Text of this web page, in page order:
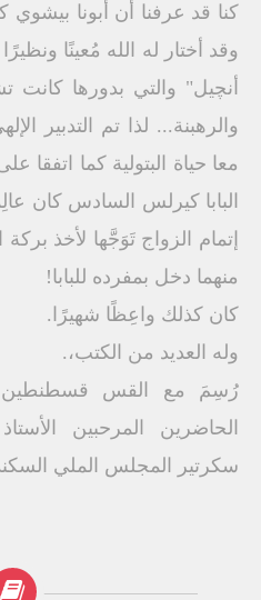
كنا قد عرفنا أن أبونا
وقد أختار له الله مُعينًا
أنچيل" والتي بدورها كانت
والرهبنة... لذا تم التدبير
معا حياة البتولية كما اتفقا
البابا كيرلس السادس كان
إتمام الزواج تَوَجَّها لأخذ
منهما دخل بمفرده للبابا!
كان كذلك واعِظًا شهيرًا.
وله العديد من الكتب،.
رُسِمَ مع القس
الحاضرين المرحبين
سكرتير المجلس الملي